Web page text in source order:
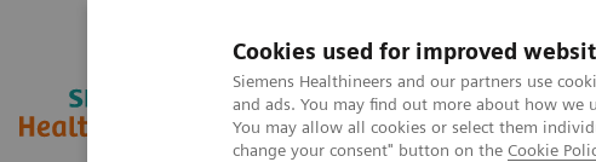
Cookies used for improved
Siemens Healthineers and our partners use
and ads. You may find out more about how
You may allow all cookies or select them
change your consent" button on the Cookie